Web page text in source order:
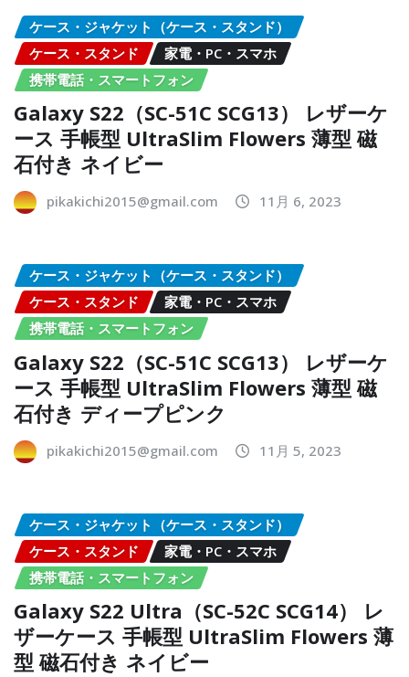
ケース・ジャケット（ケース・スタンド）
ケース・スタンド
家電・PC・スマホ
携帯電話・スマートフォン
Galaxy S22（SC-51C SCG13） レザーケ
ース 手帳型 UltraSlim Flowers 薄型 磁
石付き ネイビー
pikakichi2015@gmail.com 11月 6, 2023
ケース・ジャケット（ケース・スタンド）
ケース・スタンド
家電・PC・スマホ
携帯電話・スマートフォン
Galaxy S22（SC-51C SCG13） レザーケ
ース 手帳型 UltraSlim Flowers 薄型 磁
石付き ディープピンク
pikakichi2015@gmail.com 11月 5, 2023
ケース・ジャケット（ケース・スタンド）
ケース・スタンド
家電・PC・スマホ
携帯電話・スマートフォン
Galaxy S22 Ultra（SC-52C SCG14） レ
ザーケース 手帳型 UltraSlim Flowers 薄
型 磁石付き ネイビー